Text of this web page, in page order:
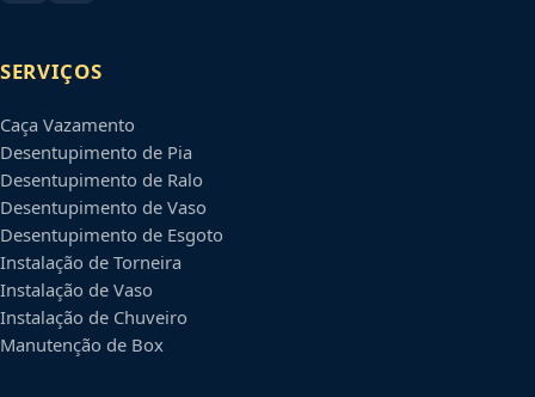
SERVIÇOS
Caça Vazamento
Desentupimento de Pia
Desentupimento de Ralo
Desentupimento de Vaso
Desentupimento de Esgoto
Instalação de Torneira
Instalação de Vaso
Instalação de Chuveiro
Manutenção de Box